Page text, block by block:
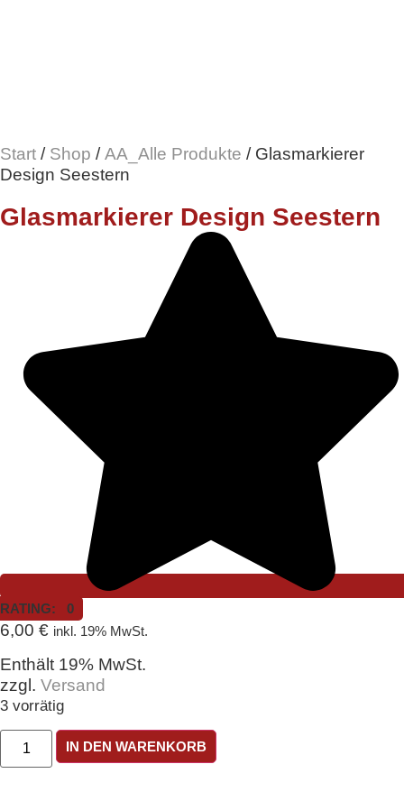
Start / Shop /AA_Alle Produkte / Glasmarkierer
Design Seestern
Glasmarkierer Design Seestern
RATING: 0
6,00 € inkl. 19% MwSt.
Enthält 19% MwSt.
zzgl. Versand
3 vorrätig
Glasmarkierer
Design
Seestern
IN DEN WARENKORB